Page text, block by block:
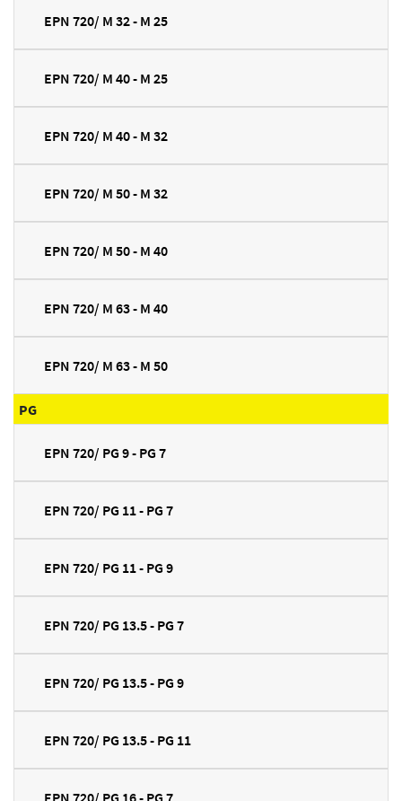
EPN 720/ M 32 - M 25
EPN 720/ M 40 - M 25
EPN 720/ M 40 - M 32
EPN 720/ M 50 - M 32
EPN 720/ M 50 - M 40
EPN 720/ M 63 - M 40
EPN 720/ M 63 - M 50
PG
EPN 720/ PG 9 - PG 7
EPN 720/ PG 11 - PG 7
EPN 720/ PG 11 - PG 9
EPN 720/ PG 13.5 - PG 7
EPN 720/ PG 13.5 - PG 9
EPN 720/ PG 13.5 - PG 11
EPN 720/ PG 16 - PG 7